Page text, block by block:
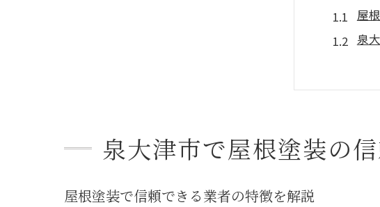
屋
泉
屋
口
屋根塗
屋
泉大津市で屋根塗装の
屋根塗装で信頼できる業者の特徴を解説